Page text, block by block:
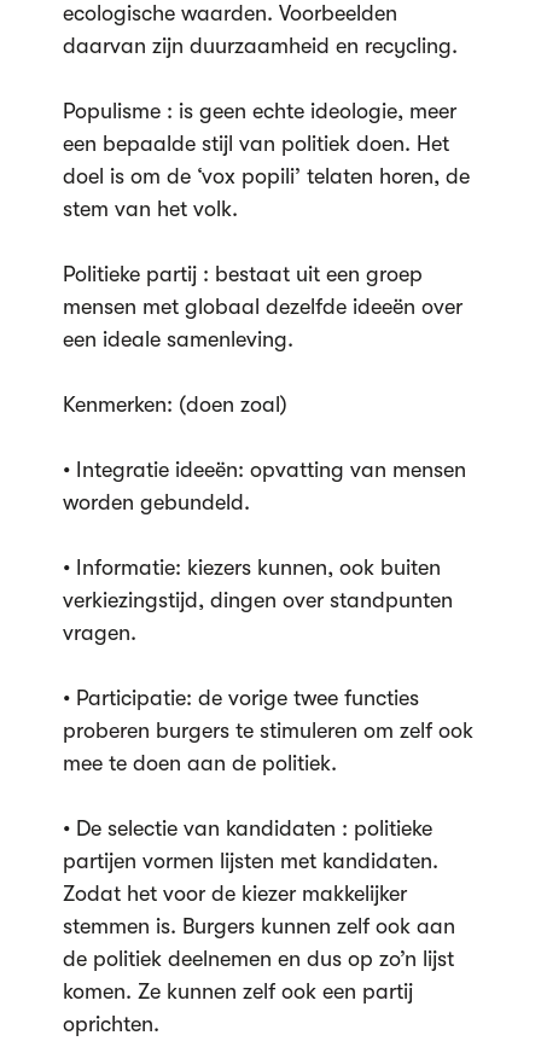
ecologische waarden. Voorbeelden
daarvan zijn duurzaamheid en recycling.
Populisme : is geen echte ideologie, meer
een bepaalde stijl van politiek doen. Het
doel is om de ‘vox popili’ telaten horen, de
stem van het volk.
Politieke partij : bestaat uit een groep
mensen met globaal dezelfde ideeën over
een ideale samenleving.
Kenmerken: (doen zoal)
• Integratie ideeën: opvatting van mensen
worden gebundeld.
• Informatie: kiezers kunnen, ook buiten
verkiezingstijd, dingen over standpunten
vragen.
• Participatie: de vorige twee functies
proberen burgers te stimuleren om zelf ook
mee te doen aan de politiek.
• De selectie van kandidaten : politieke
partijen vormen lijsten met kandidaten.
Zodat het voor de kiezer makkelijker
stemmen is. Burgers kunnen zelf ook aan
de politiek deelnemen en dus op zo’n lijst
komen. Ze kunnen zelf ook een partij
oprichten.